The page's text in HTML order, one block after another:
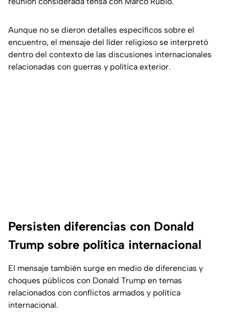
Aunque no se dieron detalles específicos sobre el
encuentro, el mensaje del líder religioso se interpretó
dentro del contexto de las discusiones internacionales
relacionadas con guerras y política exterior.
Persisten diferencias con Donald
Trump sobre política internacional
El mensaje también surge en medio de diferencias y
choques públicos con Donald Trump en temas
relacionados con conflictos armados y política
internacional.